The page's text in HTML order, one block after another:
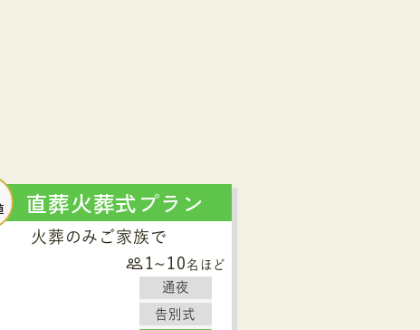
直葬火葬式プラン
火葬のみご家族で
1~10 名ほど
通夜
告別式